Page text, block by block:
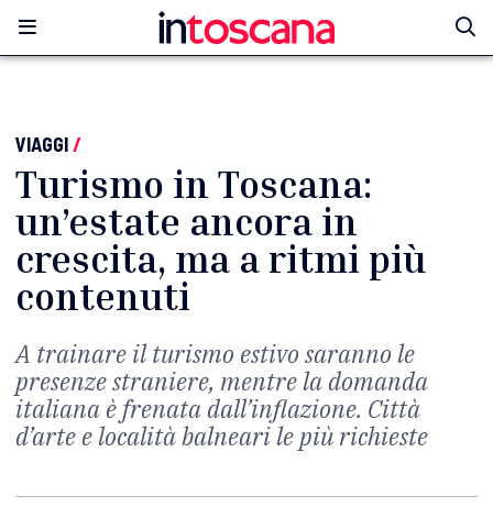
VIAGGI/
Turismo in Toscana:
un’estate ancora in
crescita, ma a ritmi più
contenuti
A trainare il turismo estivo saranno le
presenze straniere, mentre la domanda
italiana è frenata dall’inflazione. Città
d’arte e località balneari le più richieste